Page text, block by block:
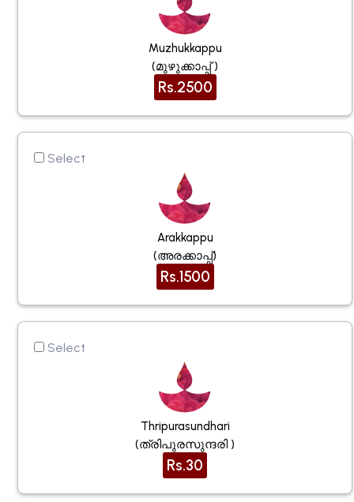
Muzhukkappu
(മുഴുക്കാപ്പ് )
Rs.2500
Select
Arakkappu
(അരക്കാപ്പ്)
Rs.1500
Select
Thripurasundhari
(ത്രിപുരസുന്ദരി )
Rs.30